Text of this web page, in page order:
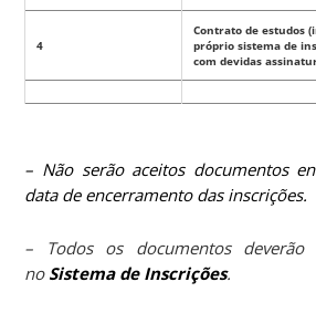
4
Contrato de estudos
próprio sistema de
com devidas
– Não serão aceitos documentos
data de encerramento das inscrições.
– Todos os documentos deverão
no Sistema de Inscrições.